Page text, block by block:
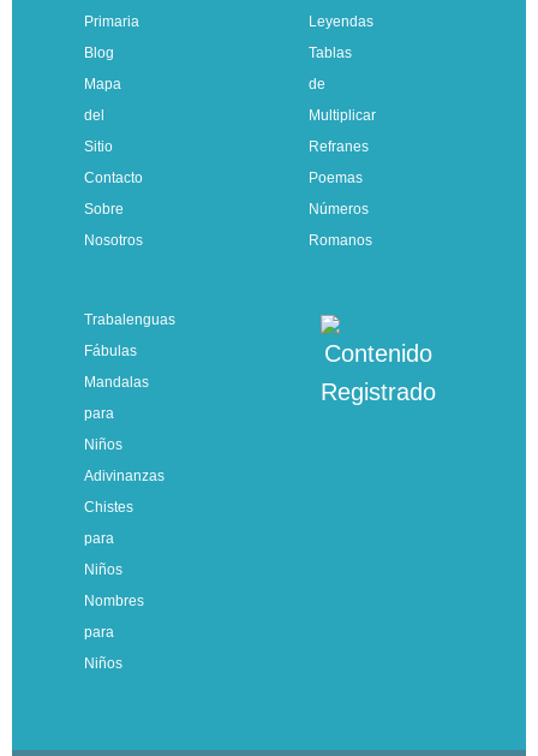
Primaria
Blog
Mapa
del
Sitio
Contacto
Sobre
Nosotros
Leyendas
Tablas
de
Multiplicar
Refranes
Poemas
Números
Romanos
Trabalenguas
Fábulas
Mandalas
para
Niños
Adivinanzas
Chistes
para
Niños
Nombres
para
Niños